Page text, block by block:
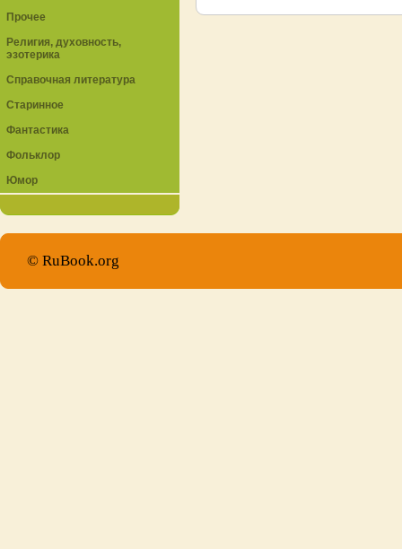
Прочее
Религия, духовность,
эзотерика
Справочная литература
Старинное
Фантастика
Фольклор
Юмор
© RuBook.org